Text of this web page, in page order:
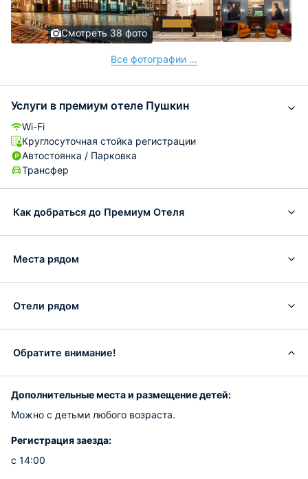
Смотреть 38 фото
Все фотографии ...
Услуги в премиум отеле Пушкин
Wi-Fi
Круглосуточная стойка регистрации
Автостоянка / Парковка
Трансфер
Как добраться до Премиум Отеля
Места рядом
Отели рядом
Обратите внимание!
Дополнительные места и размещение детей:
Можно с детьми любого возраста.
Регистрация заезда:
с 14:00